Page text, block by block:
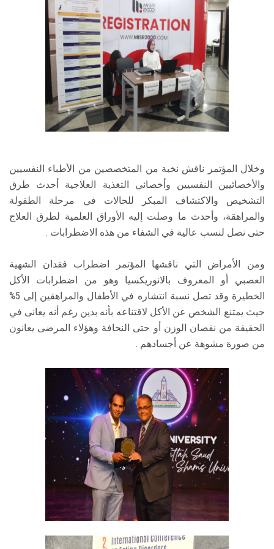
وخلال المؤتمر ناقش نخبة من المتخصصين من الأطباء النفسيين
والأخصائيين النفسيين وأخصائي التغذية العلاجية أحدث طرق
التشخيص والاكتشاف المبكر للحالات في مرحلة الطفولة
والمراهقة، وأحدث ما وصلت إليه الأوراق العلمية لطرق العلاج
حتى نصل لنسب عالية في الشفاء من هذه الاضطرابات .
ومن الأمراض التي ناقشها المؤتمر اضطراب فقدان الشهية
العصبي أو المعروف بالانوريكسيا وهو من اضطرابات الأكل
الخطيرة وقد تصل نسبة انتشاره في الأطفال والمراهقين إلى 5%
حيث يمتنع الشخص عن الأكل لاقتناعه بأنه بدين رغم أنه يعانى في
الحقيقة من نقصان الوزن أو حتى النحافة وهؤلاء المرضى يعانون
من صورة مشوهة عن أجسادهم .